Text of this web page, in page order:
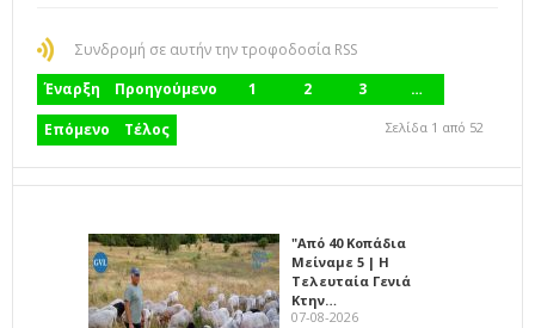
Συνδρομή σε αυτήν την τροφοδοσία RSS
Έναρξη
Προηγούμενο 1 2 3
…
Επόμενο
Τέλος Σελίδα 1 από 52
"Από 40 Κοπάδια
Μείναμε 5 | Η
Τελευταία Γενιά
Κτην…
07-08-2026